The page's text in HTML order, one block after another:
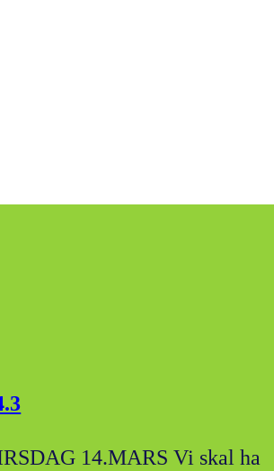
14.MARS Vi skal ha